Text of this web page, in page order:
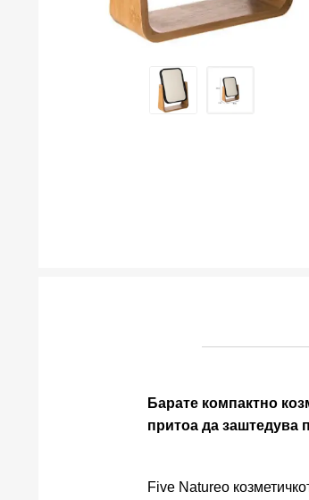
БОЈЛЕРИ
МАТЕРИЈАЛИ ЗА ВГРАДУВАЊЕ НА КЕРАМИКА
Барате компактно
притоа да заштедува
Five Natureo